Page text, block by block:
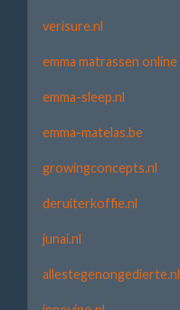
verisure.nl
emma matrassen online
emma-sleep.nl
emma-matelas.be
growingconcepts.nl
deruiterkoffie.nl
junai.nl
allestegenongedierte.nl